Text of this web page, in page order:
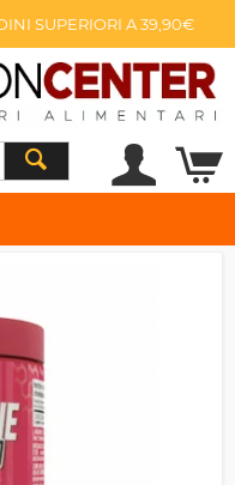
SUPERIORI A 39,90€